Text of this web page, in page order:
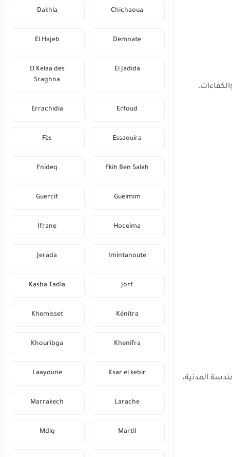
الهندسة المدنية،
Chichaoua
Dakhla
Demnate
El Hajeb
El Jadida
El Kelaa des
Sraghna
Erfoud
Errachidia
Essaouira
Fès
Fkih Ben Salah
Fnideq
Guelmim
Guercif
Hoceima
Ifrane
Imintanoute
Jerada
Jorf
Kasba Tadla
Kénitra
Khemisset
Khenifra
Khouribga
Ksar el kebir
Laayoune
Larache
Marrakech
Martil
Mdiq